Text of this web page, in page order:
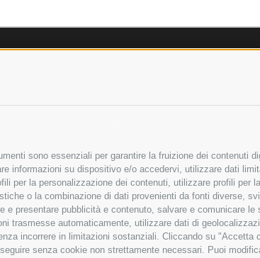
sono essenziali per garantire la fruizione dei contenuti
informazioni su dispositivo e/o accedervi, utilizzare dati
per la personalizzazione dei contenuti, utilizzare profili per
o la combinazione di dati provenienti da fonti diverse,
presentare pubblicità e contenuto, salvare e comunicare
trasmesse automaticamente, utilizzare dati di
incorrere in limitazioni sostanziali. Cliccando su
senza cookie non strettamente necessari. Puoi
CHI SIAMO
Bonifico
Bancario